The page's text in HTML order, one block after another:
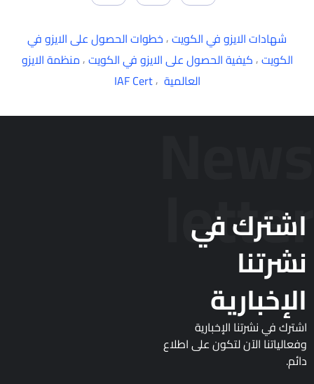
شهادات الايزو في الكويت,خطوات الحصول على الايزو في
الكويت,كيفية الحصول على الايزو في الكويت,منظمة الايزو
العالمية ,
IAF Cert
اشترك في
نشرتنا
الإخبارية
اشترك في نشرتنا الإخبارية
وفعالياتنا الآن لتكون على اطلاع
دائم.
News
letter